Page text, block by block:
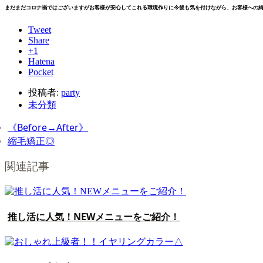
まだまだコロナ禍ではございますがお客様が安心してこれる環境作りに今後も気を付けながら、お客様への
Tweet
Share
+1
Hatena
Pocket
投稿者: party
未分類
《Before→After》
縮毛矯正◎
関連記事
推し活に人気！NEWメニューをご紹介！